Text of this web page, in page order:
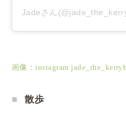
Jadeさん
画像：instagram
散歩